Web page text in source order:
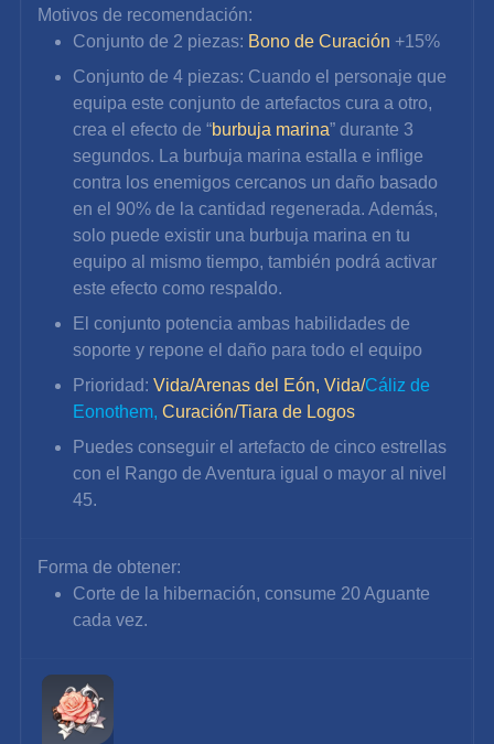
Motivos de recomendación:
Conjunto de 2 piezas: Bono de Curación +15%
Conjunto de 4 piezas: Cuando el personaje que
equipa este conjunto de artefactos cura a otro,
crea el efecto de “burbuja marina” durante 3
segundos. La burbuja marina estalla e inflige
contra los enemigos cercanos un daño basado
en el 90% de la cantidad regenerada. Además,
solo puede existir una burbuja marina en tu
equipo al mismo tiempo, también podrá activar
este efecto como respaldo.
El conjunto potencia ambas habilidades de
soporte y repone el daño para todo el equipo
Prioridad: Vida/Arenas del Eón, Vida/Cáliz de
Eonothem, Curación/Tiara de Logos
Puedes conseguir el artefacto de cinco estrellas
con el Rango de Aventura igual o mayor al nivel
45.
Forma de obtener:
Corte de la hibernación, consume 20 Aguante
cada vez.